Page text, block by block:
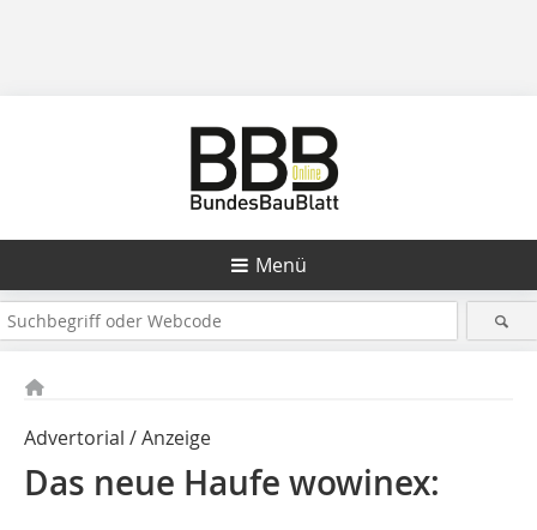
Menü
Advertorial / Anzeige
Das neue Haufe wowinex: